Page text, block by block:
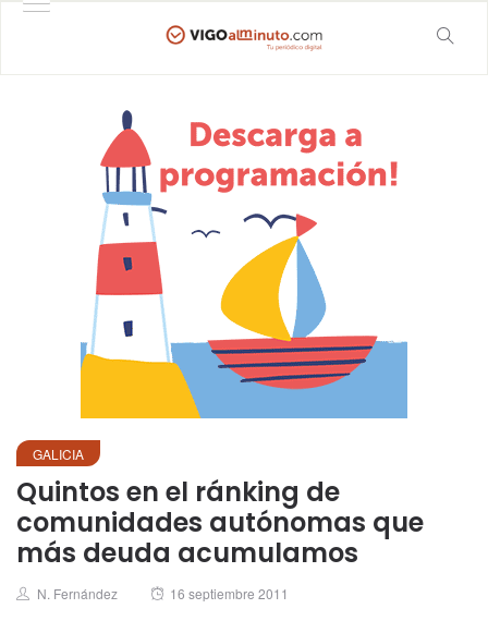
GALICIA
Quintos en el ránking de
comunidades autónomas que
más deuda acumulamos
Author
N. Fernández
Posted
16 septiembre 2011